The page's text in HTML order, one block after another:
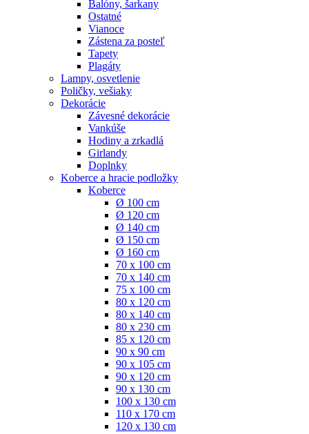
Balóny, šarkany
Ostatné
Vianoce
Zástena za posteľ
Tapety
Plagáty
Lampy, osvetlenie
Poličky, vešiaky
Dekorácie
Závesné dekorácie
Vankúše
Hodiny a zrkadlá
Girlandy
Doplnky
Koberce a hracie podložky
Koberce
Ø 100 cm
Ø 120 cm
Ø 140 cm
Ø 150 cm
Ø 160 cm
70 x 100 cm
70 x 140 cm
75 x 100 cm
80 x 120 cm
80 x 140 cm
80 x 230 cm
85 x 120 cm
90 x 90 cm
90 x 105 cm
90 x 120 cm
90 x 130 cm
100 x 130 cm
110 x 170 cm
120 x 130 cm